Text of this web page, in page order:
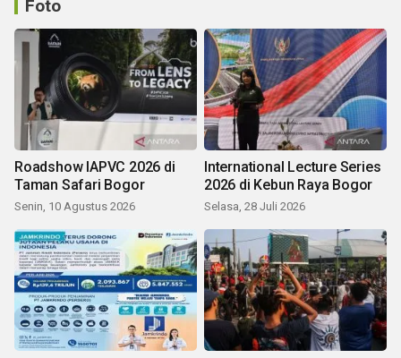
Foto
Roadshow IAPVC 2026 di
Taman Safari Bogor
Senin, 10 Agustus 2026
International Lecture Series
2026 di Kebun Raya Bogor
Selasa, 28 Juli 2026